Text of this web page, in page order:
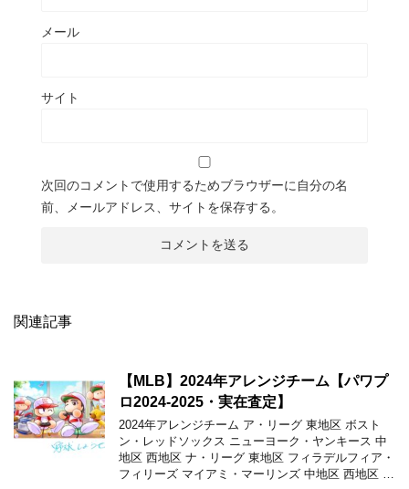
メール
サイト
次回のコメントで使用するためブラウザーに自分の名
前、メールアドレス、サイトを保存する。
関連記事
【MLB】2024年アレンジチーム【パワプ
ロ2024-2025・実在査定】
2024年アレンジチーム ア・リーグ 東地区 ボスト
ン・レッドソックス ニューヨーク・ヤンキース 中
地区 西地区 ナ・リーグ 東地区 フィラデルフィア・
フィリーズ マイアミ・マーリンズ 中地区 西地区 …